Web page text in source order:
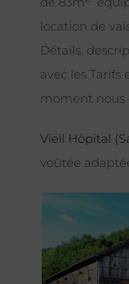
location de
Détails,
avec les
moment nous
Vieil Hôpital
voûtée